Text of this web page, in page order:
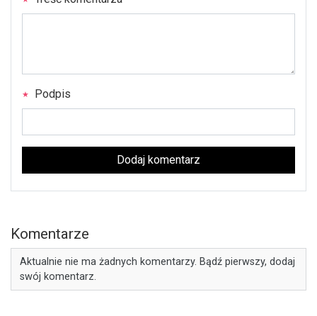
Podpis
Dodaj komentarz
Komentarze
Aktualnie nie ma żadnych komentarzy. Bądź pierwszy, dodaj
swój komentarz.